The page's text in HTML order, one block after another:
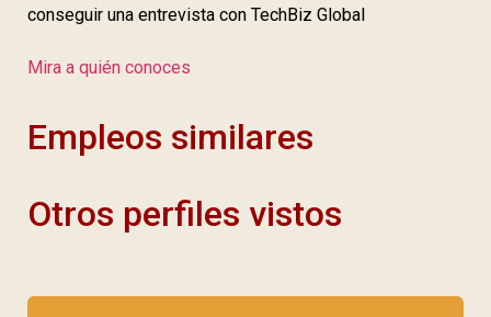
conseguir una entrevista con TechBiz Global
Mira a quién conoces
Empleos similares
Otros perfiles vistos